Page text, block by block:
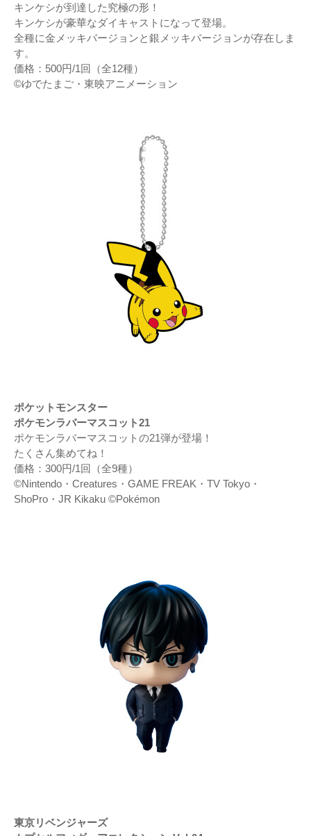
キンケシが到達した究極の形！
キンケシが豪華なダイキャストになって登場。
全種に金メッキバージョンと銀メッキバージョンが存在しま
す。
価格：500円/1回（全12種）
©ゆでたまご・東映アニメーション
ポケットモンスター
ポケモンラバーマスコット21
ポケモンラバーマスコットの21弾が登場！
たくさん集めてね！
価格：300円/1回（全9種）
©Nintendo・Creatures・GAME FREAK・TV Tokyo・
ShoPro・JR Kikaku ©Pokémon
東京リベンジャーズ